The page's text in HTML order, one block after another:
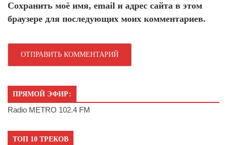
Сохранить моё имя, email и адрес сайта в этом
браузере для последующих моих комментариев.
ПРЯМОЙ ЭФИР:
Radio METRO 102.4 FM
ТОП 10 ТРЕКОВ